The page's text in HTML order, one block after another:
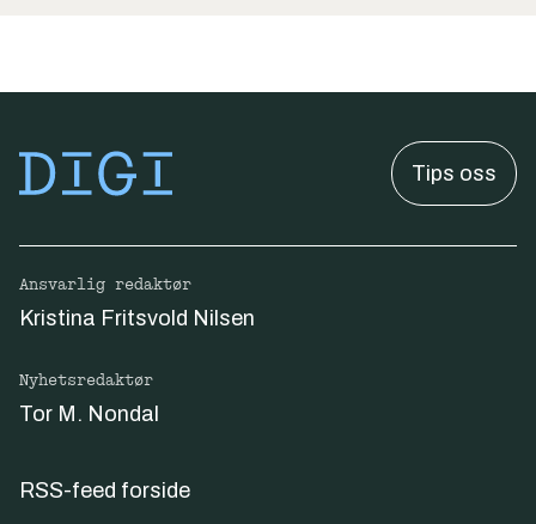
Tips oss
Ansvarlig redaktør
Kristina Fritsvold Nilsen
Nyhetsredaktør
Tor M. Nondal
RSS-feed forside